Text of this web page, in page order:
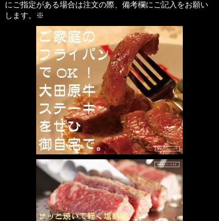
にご指定がある場合は注文の際、備考欄にご記入をお願い
します。※